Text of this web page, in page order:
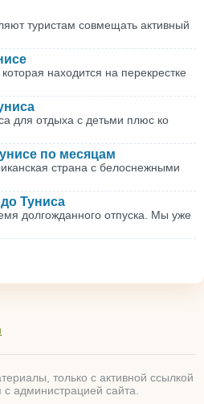
туристам совмещать активный
находится на перекрестке
для отдыха с детьми плюс ко
по месяцам
страна с белоснежными
Туниса
долгожданного отпуска. Мы уже
только с активной ссылкой
администрацией сайта.